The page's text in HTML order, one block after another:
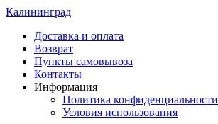
Калининград
Доставка и оплата
Возврат
Пункты самовывоза
Контакты
Информация
Политика конфиденциальности
Условия использования